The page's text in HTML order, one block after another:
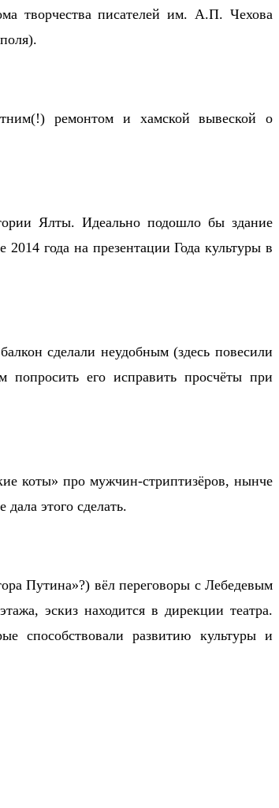
творчества писателей им. А.П. Чехова
ремонтом и хамской вывеской о
Ялты. Идеально подошло бы здание
года на презентации Года культуры в
сделали неудобным (здесь повесили
попросить его исправить просчёты при
коты» про мужчин-стриптизёров, нынче
этого сделать.
Путина»?) вёл переговоры с Лебедевым
эскиз находится в дирекции театра.
способствовали развитию культуры и